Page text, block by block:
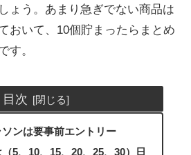
ょう。あまり急ぎでない商品は
おいて、10個貯まったらまとめ
す。
目次
ンは要事前エントリー
5、10、15、20、25、30）日